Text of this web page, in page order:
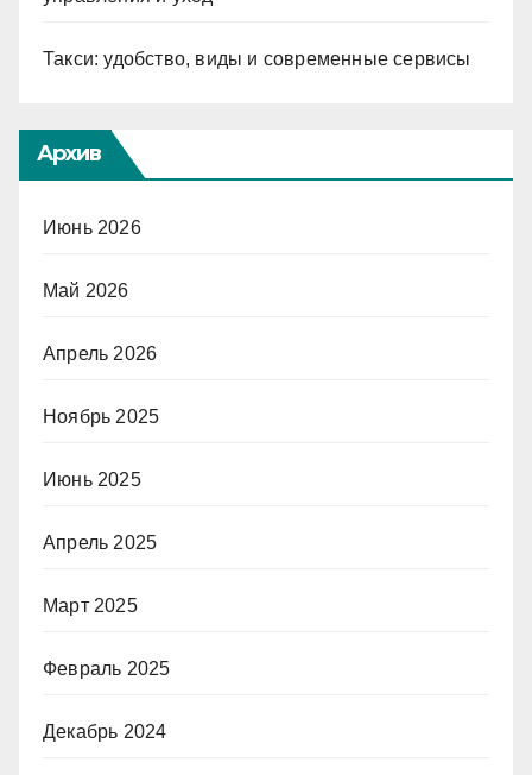
Такси: удобство, виды и современные сервисы
Архив
Июнь 2026
Май 2026
Апрель 2026
Ноябрь 2025
Июнь 2025
Апрель 2025
Март 2025
Февраль 2025
Декабрь 2024